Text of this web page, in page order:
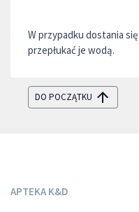
W przypadku dostania
przepłukać je wodą.
DO POCZĄTKU
APTEKA K&D